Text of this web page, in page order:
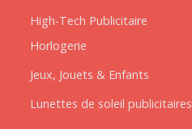
High-Tech Publicitaire
Horlogerie
Jeux, Jouets & Enfants
Lunettes de soleil publicitaires